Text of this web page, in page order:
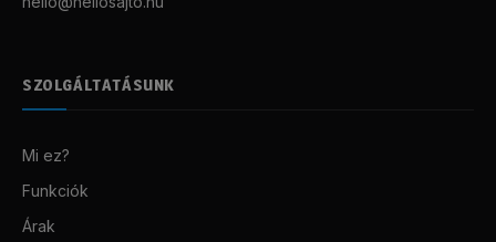
SZOLGÁLTATÁSUNK
Mi ez?
Funkciók
Árak